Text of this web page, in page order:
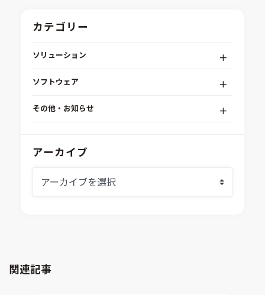
カテゴリー
ソリューション
組込みソフトウェア開発プラットフォーム
システムシミュレーション
CAD連携・CAE業務支援
ソフトウェア
modeFRONTIER
Ansys SCADE
Virtual Environment
その他・お知らせ
IDAJからのお知らせ
アーカイブ
関連記事